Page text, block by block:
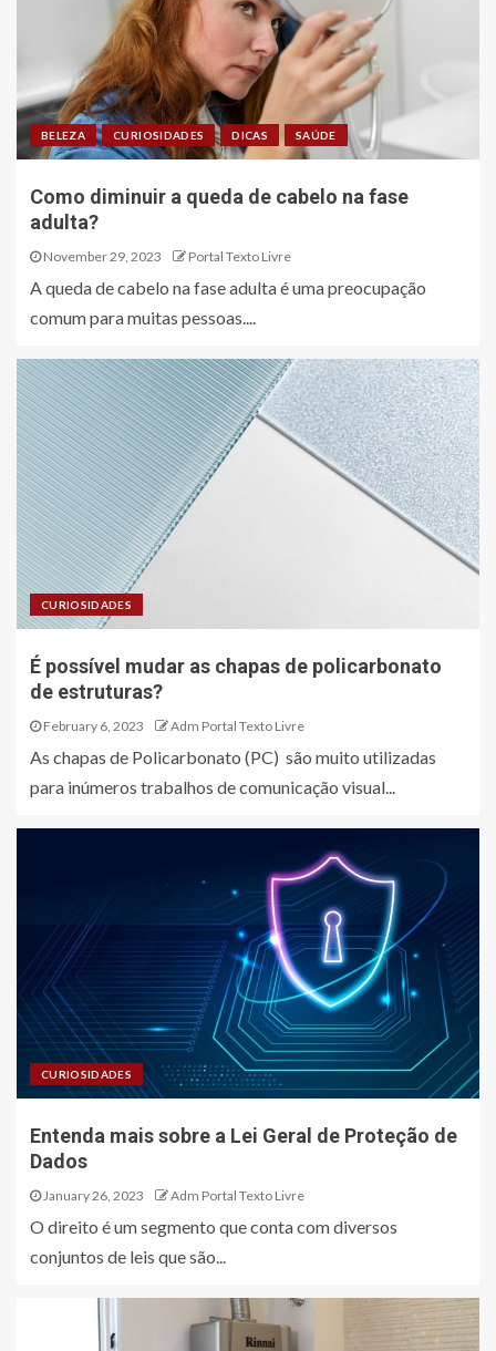
BELEZA CURIOSIDADES DICAS SAÚDE
Como diminuir a queda de cabelo na fase
adulta?
November 29, 2023 Portal Texto Livre
A queda de cabelo na fase adulta é uma preocupação
comum para muitas pessoas....
CURIOSIDADES
É possível mudar as chapas de policarbonato
de estruturas?
February 6, 2023 Adm Portal Texto Livre
As chapas de Policarbonato (PC) são muito utilizadas
para inúmeros trabalhos de comunicação visual...
CURIOSIDADES
Entenda mais sobre a Lei Geral de Proteção de
Dados
January 26, 2023 Adm Portal Texto Livre
O direito é um segmento que conta com diversos
conjuntos de leis que são...